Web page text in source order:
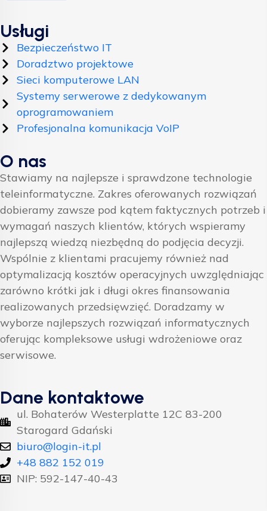
Usługi
Bezpieczeństwo IT
Doradztwo projektowe
Sieci komputerowe LAN
Systemy serwerowe z dedykowanym
oprogramowaniem
Profesjonalna komunikacja VoIP
O nas
Stawiamy na najlepsze i sprawdzone technologie
teleinformatyczne. Zakres oferowanych rozwiązań
dobieramy zawsze pod kątem faktycznych potrzeb i
wymagań naszych klientów, których wspieramy
najlepszą wiedzą niezbędną do podjęcia decyzji.
Wspólnie z klientami pracujemy również nad
optymalizacją kosztów operacyjnych uwzględniając
zarówno krótki jak i długi okres finansowania
realizowanych przedsięwzięć. Doradzamy w
wyborze najlepszych rozwiązań informatycznych
oferując kompleksowe usługi wdrożeniowe oraz
serwisowe.
Dane kontaktowe
ul. Bohaterów Westerplatte 12C 83-200
Starogard Gdański
biuro@login-it.pl
+48 882 152 019
NIP: 592-147-40-43